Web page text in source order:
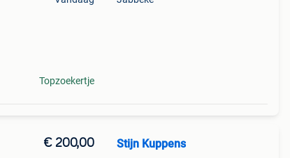
Topzoekertje
€ 200,00 Stijn Kuppens